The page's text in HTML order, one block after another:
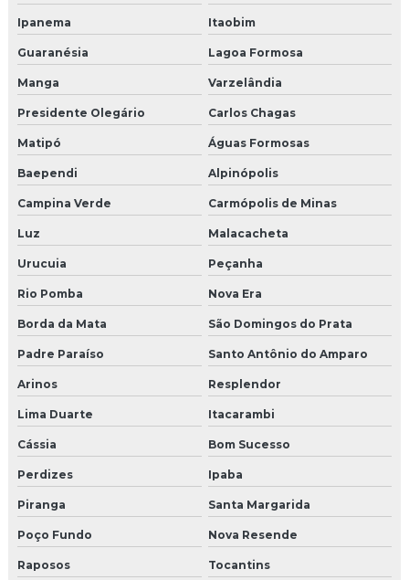
Ipanema Itaobim
Guaranésia Lagoa Formosa
Manga Varzelândia
Presidente Olegário Carlos Chagas
Matipó Águas Formosas
Baependi Alpinópolis
Campina Verde Carmópolis de Minas
Luz Malacacheta
Urucuia Peçanha
Rio Pomba Nova Era
Borda da Mata São Domingos do Prata
Padre Paraíso Santo Antônio do Amparo
Arinos Resplendor
Lima Duarte Itacarambi
Cássia Bom Sucesso
Perdizes Ipaba
Piranga Santa Margarida
Poço Fundo Nova Resende
Raposos Tocantins